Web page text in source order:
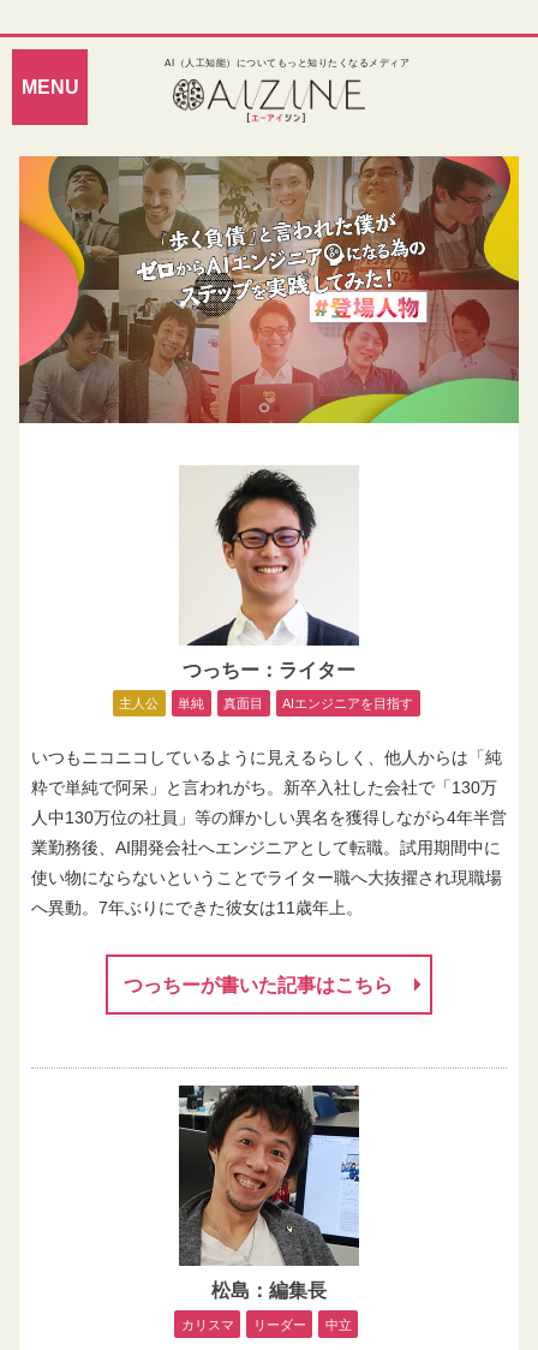
AI（人工知能）についてもっと知りたくなるメディア
つっちー：ライター
主人公 単純 真面目 AIエンジニアを目指す
いつもニコニコしているように見えるらしく、他人からは「純
粋で単純で阿呆」と言われがち。新卒入社した会社で「130万
人中130万位の社員」等の輝かしい異名を獲得しながら4年半営
業勤務後、AI開発会社へエンジニアとして転職。試用期間中に
使い物にならないということでライター職へ大抜擢され現職場
へ異動。7年ぶりにできた彼女は11歳年上。
つっちーが書いた記事はこちら
松島：編集長
カリスマ リーダー 中立